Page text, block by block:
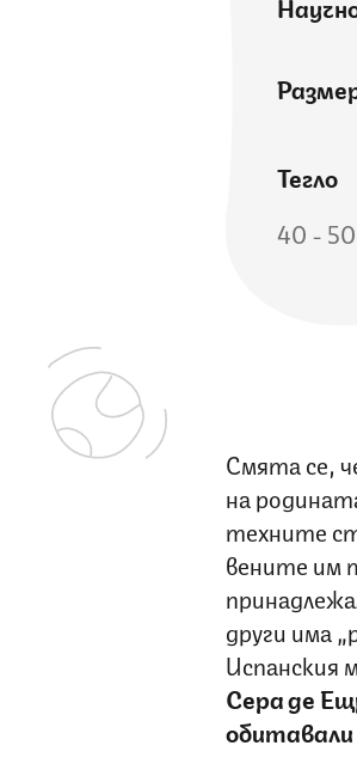
Тегло
40 - 50
Смята се,
на
техните
вените им
други има
Испанския
Сера де
обитавали